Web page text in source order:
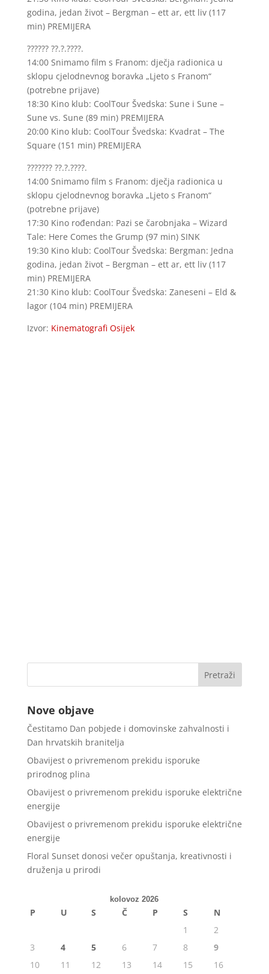
godina, jedan život – Bergman – ett ar, ett liv (117
min) PREMIJERA
?????? ??.?.????.
14:00 Snimamo film s Franom: dječja radionica u
sklopu cjelodnevnog boravka „Ljeto s Franom“
(potrebne prijave)
18:30 Kino klub: CoolTour Švedska: Sune i Sune –
Sune vs. Sune (89 min) PREMIJERA
20:00 Kino klub: CoolTour Švedska: Kvadrat – The
Square (151 min) PREMIJERA
??????? ??.?.????.
14:00 Snimamo film s Franom: dječja radionica u
sklopu cjelodnevnog boravka „Ljeto s Franom“
(potrebne prijave)
17:30 Kino rođendan: Pazi se čarobnjaka – Wizard
Tale: Here Comes the Grump (97 min) SINK
19:30 Kino klub: CoolTour Švedska: Bergman: Jedna
godina, jedan život – Bergman – ett ar, ett liv (117
min) PREMIJERA
21:30 Kino klub: CoolTour Švedska: Zaneseni – Eld &
lagor (104 min) PREMIJERA
Izvor: Kinematografi Osijek
Nove objave
Čestitamo Dan pobjede i domovinske zahvalnosti i
Dan hrvatskih branitelja
Obavijest o privremenom prekidu isporuke
prirodnog plina
Obavijest o privremenom prekidu isporuke električne
energije
Obavijest o privremenom prekidu isporuke električne
energije
Floral Sunset donosi večer opuštanja, kreativnosti i
druženja u prirodi
kolovoz 2026
P U S Č P S
N
1
2
3
4 5 6 7 8
9
10
11 12 13 14 15 16